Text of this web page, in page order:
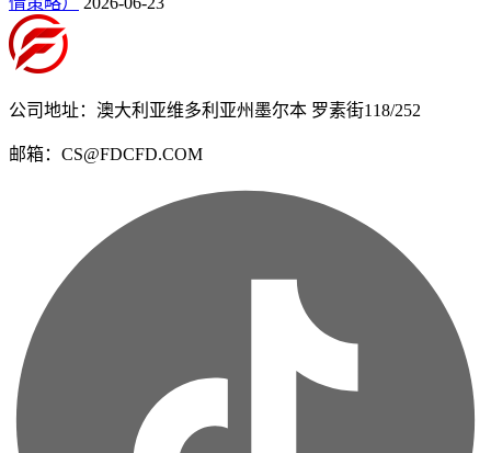
公司地址：澳大利亚维多利亚州墨尔本 罗素街118/252
邮箱：CS@FDCFD.COM